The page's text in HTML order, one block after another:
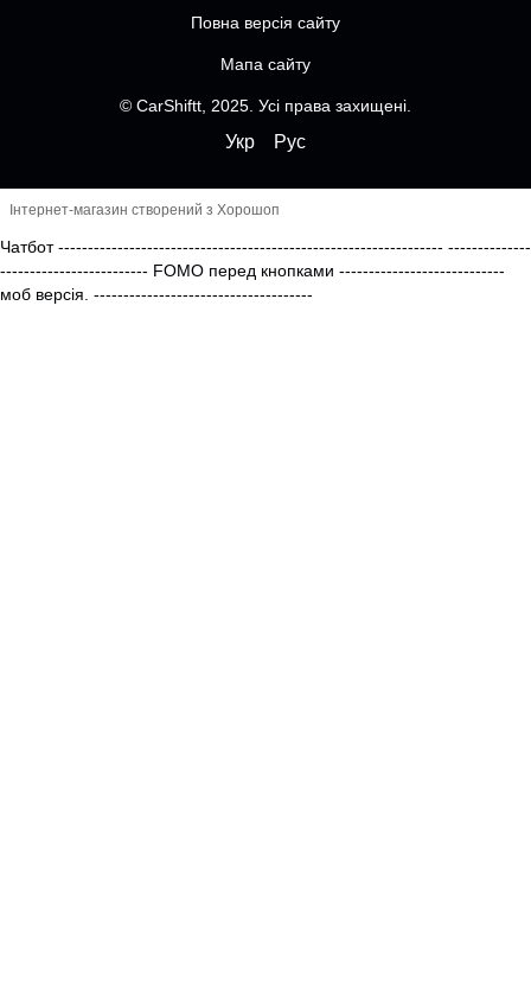
Повна версія сайту
Мапа сайту
© CarShiftt, 2025. Усі права захищені.
Укр Рус
Інтернет-магазин створений з Хорошоп
Чатбот----------------------------------------------------------------- --------------
------------------------- FOMO перед кнопками ----------------------------
моб версія. -------------------------------------